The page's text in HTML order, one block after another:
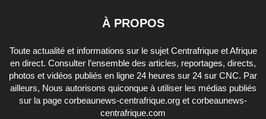
À PROPOS
Toute actualité et informations sur le sujet Centrafrique et Afrique
en direct. Consulter l’ensemble des articles, reportages, directs,
photos et vidéos publiés en ligne 24 heures sur 24 sur CNC. Par
ailleurs, Nous autorisons quiconque à utiliser les médias publiés
sur la page corbeaunews-centrafrique.org et corbeaunews-
centrafrique.com